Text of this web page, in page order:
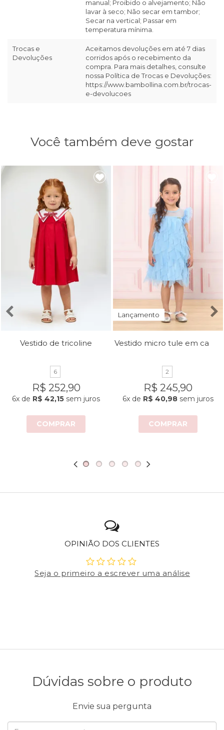
manual; Proibido o alvejamento; Não
lavar à seco; Não secar em tambor;
Secar na vertical; Passar em
temperatura mínima.
Trocas e
Devoluções
Aceitamos devoluções em até 7 dias
corridos após o recebimento da
compra. Para mais detalhes, consulte
nossa Política de Trocas e Devoluções:
https://www.bambollina.com.br/trocas-
e-devolucoes
Você também deve gostar
Vestido de tricoline
6
R$ 252,90
6x de R$ 42,15 sem juros
COMPRAR
Lançamento
2
R$ 245,90
6x de R$ 40,98 sem juros
COMPRAR
OPINIÃO DOS CLIENTES
Seja o primeiro a escrever uma análise
Dúvidas sobre o produto
Envie sua pergunta